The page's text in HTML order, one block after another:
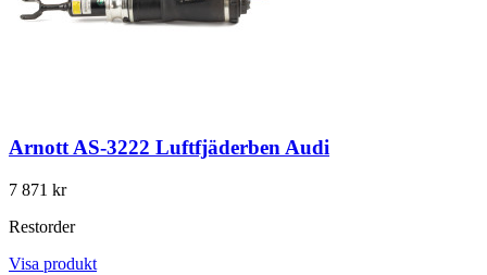
Arnott AS-3222 Luftfjäderben Audi
7 871 kr
Restorder
Visa produkt